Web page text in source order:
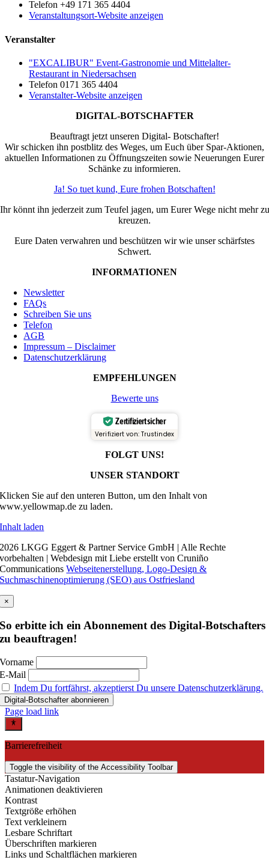
Telefon +49 171 365 4404
Veranstaltungsort-Website anzeigen
Veranstalter
"EXCALIBUR" Event-Gastronomie und Mittelalter-
Restaurant in Niedersachsen
Telefon 0171 365 4404
Veranstalter-Website anzeigen
DIGITAL-BOTSCHAFTER
Beauftragt jetzt unseren Digital- Botschafter!
Wir schicken ihn postblitz des Weges, um Euch über Spar-Aktionen,
aktuellen Informationen zu Öffnungszeiten sowie Neuerungen Eurer
Schänke zu informieren.
Ja! So tuet kund, Eure frohen Botschaften!
Ihr könnt ihn jederzeit zum Teufel jagen, um Eurer Wege nicht mehr zu
kreuzen.
Eure Daten verwahren und beschützen wir wie unser schärfstes
Schwert.
INFORMATIONEN
Newsletter
FAQs
Schreiben Sie uns
Telefon
AGB
Impressum – Disclaimer
Datenschutzerklärung
EMPFEHLUNGEN
Bewerte uns
Zertifiziert sicher
Verifiziert von: Trustindex
FOLGT UNS!
UNSER STANDORT
Klicken Sie auf den unteren Button, um den Inhalt von
www.yellowmap.de zu laden.
Inhalt laden
2026 LKGG Eggert & Partner Service GmbH | Alle Rechte
vorbehalten | Webdesign mit Liebe erstellt von Cruniño
CommunicationsWebseitenerstellung, Logo-Design &
Suchmaschinenoptimierung (SEO) aus Ostfriesland
×
So erbitte ich ein Abonnement des Digital-Botschafters
zu beauftragen!
Vorname
E-Mail
Indem Du fortfährst, akzeptierst Du unsere Datenschutzerklärung.
Page load link
Barrierefreiheit
Toggle the visibility of the Accessibility Toolbar
Tastatur-Navigation
Animationen deaktivieren
Kontrast
Textgröße erhöhen
Text verkleinern
Lesbare Schriftart
Überschriften markieren
Links und Schaltflächen markieren